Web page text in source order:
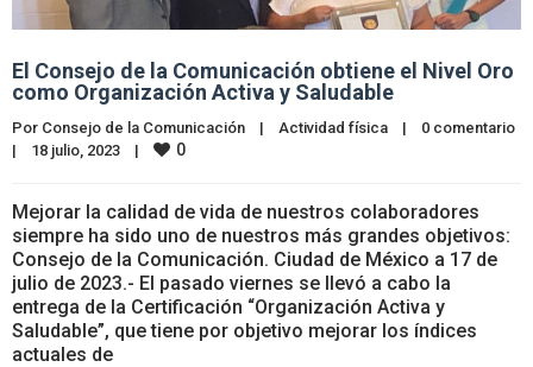
El Consejo de la Comunicación obtiene el Nivel Oro
como Organización Activa y Saludable
Por Consejo de la Comunicación | Actividad física |
0 comentario
|
18 julio, 2023 | 0
Mejorar la calidad de vida de nuestros colaboradores
siempre ha sido uno de nuestros más grandes objetivos:
Consejo de la Comunicación. Ciudad de México a 17 de
julio de 2023.- El pasado viernes se llevó a cabo la
entrega de la Certificación “Organización Activa y
Saludable”, que tiene por objetivo mejorar los índices
actuales de